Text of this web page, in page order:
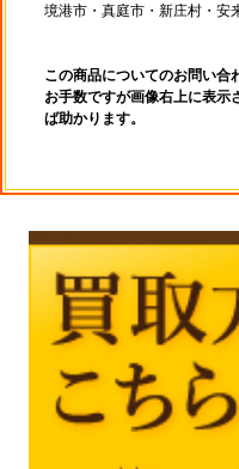
境港市・真庭市・新庄村・安
この商品についてのお問い合
お手数ですが画像右上に表示
ば助かります。